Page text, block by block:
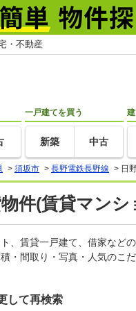
・不動産
一戸建てを買う
新築 中古
> 須坂市 > 長野電鉄長野線 > 日
件(賃貸マン
、賃貸一戸建て、借家など
・間取り・写真・人気のこ
して再検索